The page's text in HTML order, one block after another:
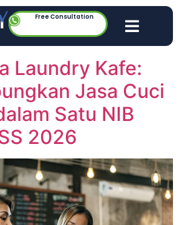
Free Consultation
Laundry Kafe:
Jasa Cuci
Satu NIB
2026